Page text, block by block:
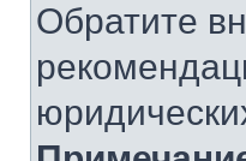
Обратите